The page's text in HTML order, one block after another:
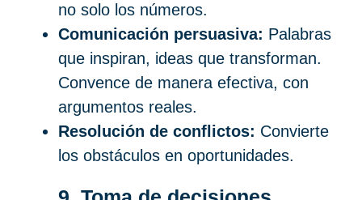
no solo los números.
Comunicación persuasiva: Palabras
que inspiran, ideas que transforman.
Convence de manera efectiva, con
argumentos reales.
Resolución de conflictos: Convierte
los obstáculos en oportunidades.